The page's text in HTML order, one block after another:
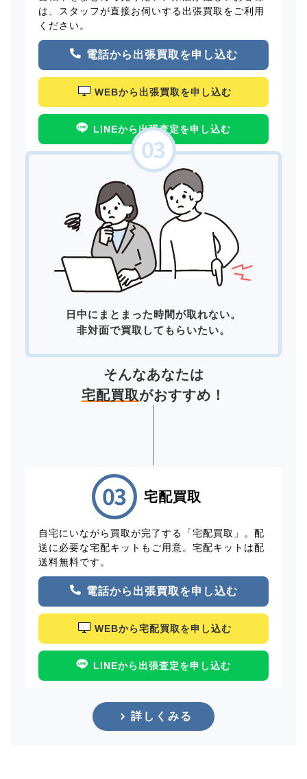
は、スタッフが直接お伺いする出張買取をご利用
ください。
電話から出張買取を申し込む
WEBから出張買取を申し込む
LINEから出張査定を申し込む
日中にまとまった時間が取れない。
非対面で買取してもらいたい。
そんなあなたは
宅配買取がおすすめ！
宅配買取
自宅にいながら買取が完了する「宅配買取」。配
送に必要な宅配キットもご用意。宅配キットは配
送料無料です。
電話から出張買取を申し込む
WEBから宅配買取を申し込む
LINEから出張査定を申し込む
詳しくみる